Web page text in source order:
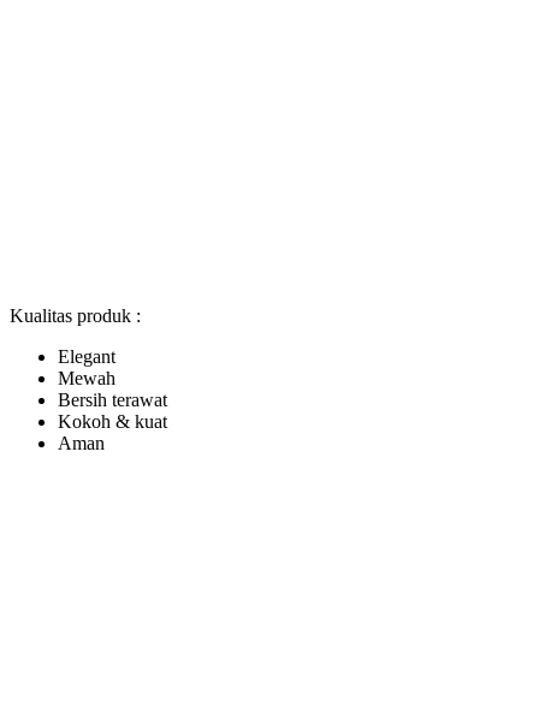
Kualitas produk :
Elegant
Mewah
Bersih terawat
Kokoh & kuat
Aman